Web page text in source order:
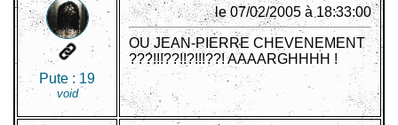
Pute :19
void
le 07/02/2005 à 18:33:00
OU JEAN-PIERRE CHEVENEMENT
???!!!??!!?!!!??! AAAARGHHHH !